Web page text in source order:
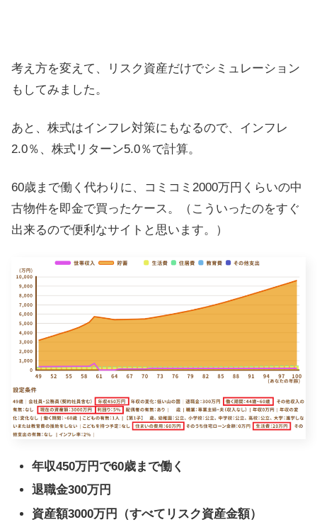
考え方を変えて、リスク資産だけでシミュレーション
もしてみました。
あと、株式はインフレ対策にもなるので、インフレ
2.0％、株式リターン5.0％で計算。
60歳まで働く代わりに、コミコミ2000万円くらいの中
古物件を即金で買ったケース。（こういったのをすぐ
出来るので便利なサイトと思います。）
年収450万円で60歳まで働く
退職金300万円
資産額3000万円（すべてリスク資産金額）